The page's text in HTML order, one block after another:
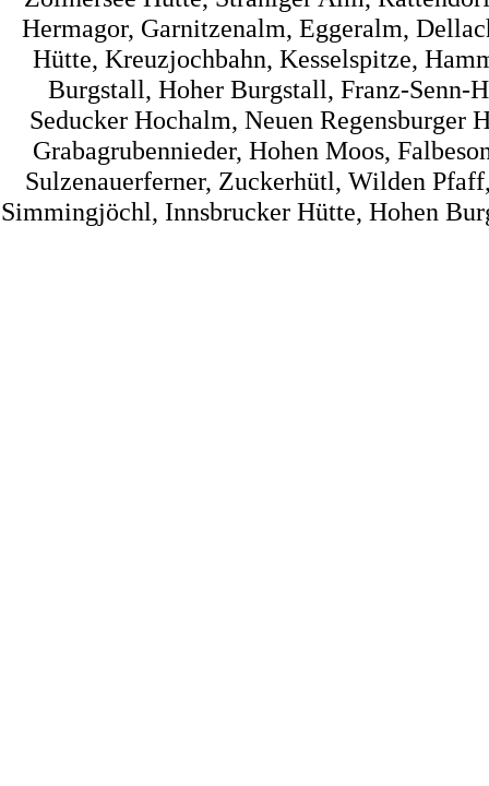
Hermagor, Garnitzenalm, Eggeralm,
Hütte, Kreuzjochbahn, Kesselspitze,
Burgstall, Hoher Burgstall, Franz-Senn-
Seducker Hochalm, Neuen Regensburger
Grabagrubennieder, Hohen Moos,
Sulzenauerferner, Zuckerhütl, Wilden
Simmingjöchl, Innsbrucker Hütte, Hohen